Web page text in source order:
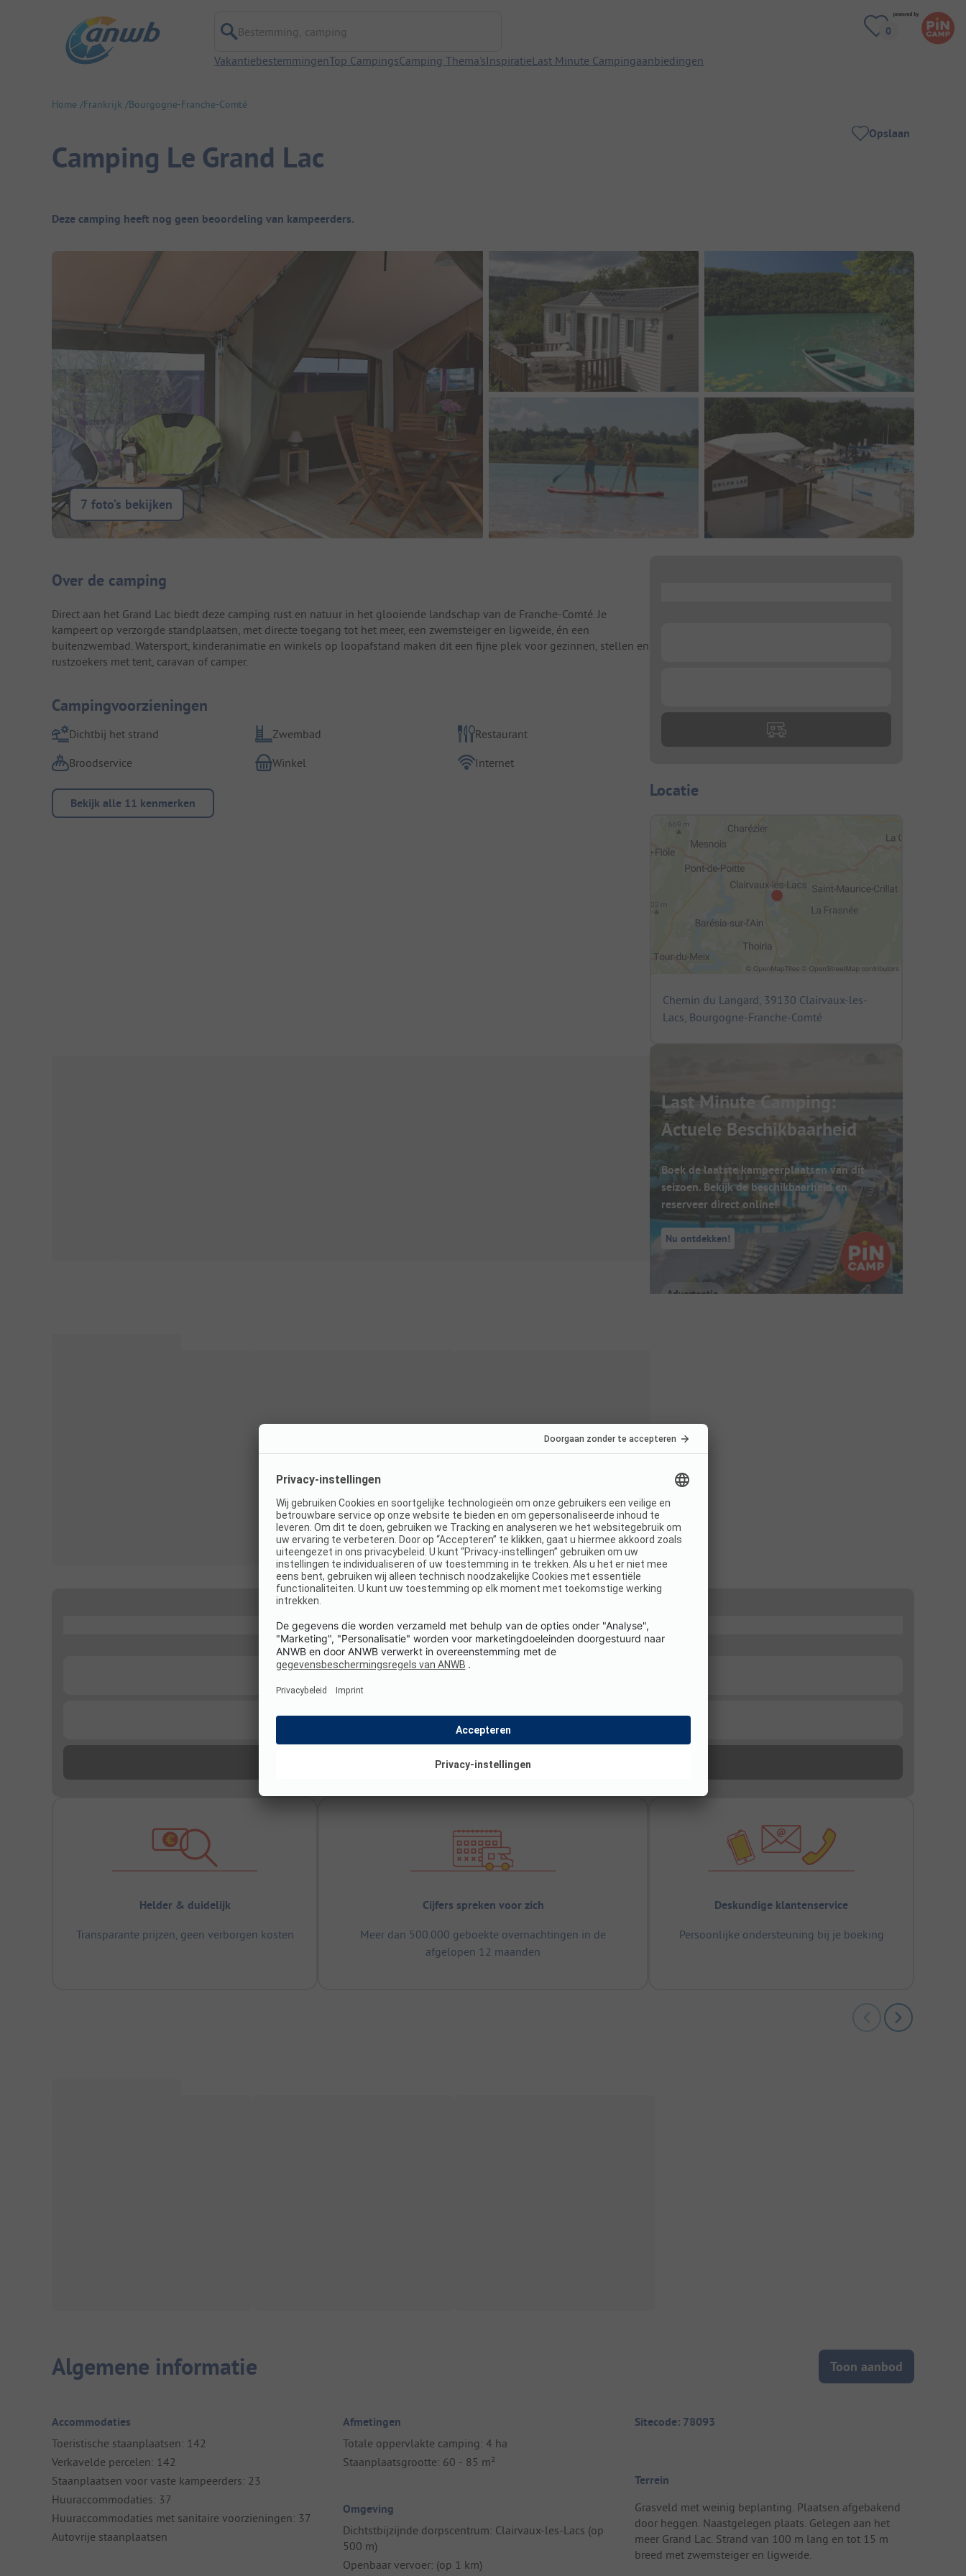
Bestemming, camping
VakantiebestemmingenTop CampingsCamping Thema'sInspiratieLast Minute Campingaanbiedingen
Home Frankrijk Bourgogne-Franche-Comté
Camping Le Grand Lac
Opslaan
Camping overzicht
Deze camping heeft nog geen beoordeling van kampeerders.
7 foto’s bekijken
Camping introductie
Over de camping
Direct aan het Grand Lac biedt deze camping rust en natuur in het glooiende landschap van de Franche-Comté. Je
kampeert op verzorgde standplaatsen, met directe toegang tot het meer, een zwemsteiger en ligweide, én een
buitenzwembad. Watersport, kinderanimatie en winkels op loopafstand maken dit een fijne plek voor gezinnen, stellen en
rustzoekers met tent, caravan of camper.
Campingvoorzieningen
Dichtbij het strand Zwembad
Restaurant
Broodservice
Winkel Internet
Bekijk alle 11 kenmerken
Locatie
Chemin du Langard, 39130 Clairvaux-les-
Lacs, Bourgogne-Franche-Comté
Last Minute Camping:
Actuele Beschikbaarheid
Boek de laatste kampeerplaatsen van dit
seizoen. Bekijk de beschikbaarheid en
reserveer direct online!
Nu ontdekken!
Helder & duidelijk
Transparante prijzen, geen verborgen kosten
Cijfers spreken voor zich
Meer dan 500.000 geboekte overnachtingen in de
afgelopen 12 maanden
Deskundige klantenservice
Persoonlijke ondersteuning bij je boeking
Algemene informatie Toon aanbod
Accommodaties
Toeristische staanplaatsen: 142
Verkavelde percelen: 142
Staanplaatsen voor vaste kampeerders: 23
Huuraccommodaties: 37
Huuraccommodaties met sanitaire voorzieningen: 37
Autovrije staanplaatsen
Afmetingen
Totale oppervlakte camping: 4 ha
Staanplaatsgrootte: 60 - 85 m²
Omgeving
Dichtstbijzijnde dorpscentrum: Clairvaux-les-Lacs (op
500 m)
Openbaar vervoer: (op 1 km)
Sitecode: 78093
Terrein
Grasveld met weinig beplanting. Plaatsen afgebakend
door heggen. Naastgelegen plaats. Gelegen aan het
meer Grand Lac. Strand van 100 m lang en tot 15 m
breed met zwemsteiger en ligweide.